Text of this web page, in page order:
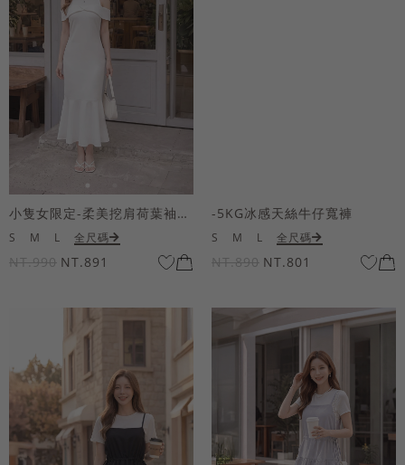
小隻女限定-柔美挖肩荷葉袖魚尾長洋裝
S M L 全尺碼
NT.990 NT.891
-5KG冰感天絲牛仔寬褲
S M L 全尺碼
NT.890 NT.801